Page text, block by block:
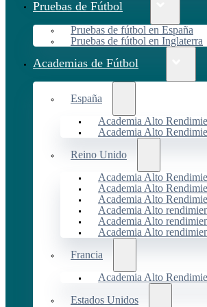
Pruebas de Fútbol
Pruebas de fútbol en España
Pruebas de fútbol en Inglaterra
Academias de Fútbol
España
Academia Alto
Academia Alto
Reino Unido
Academia Alto
Academia Alto
Academia Alto
Academia Alto
Academia Alto
Academia Alto
Francia
Academia Alto
Estados Unidos